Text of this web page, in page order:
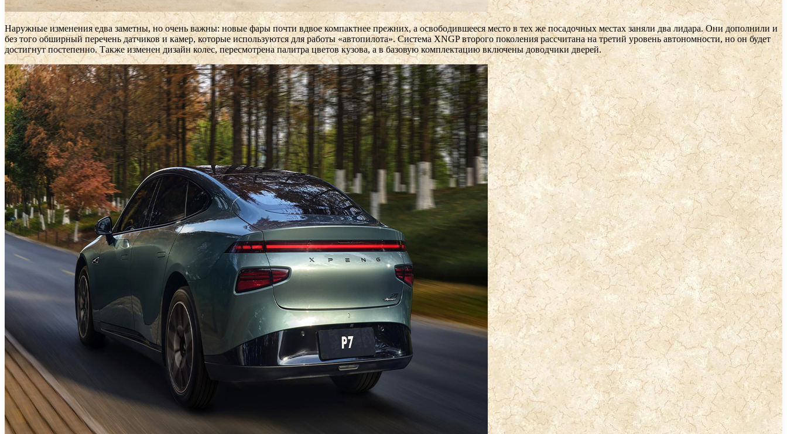
Наружные изменения едва заметны, но очень важны: новые фары почти вдвое компактнее прежних, а освободившееся место в тех же посадочных местах заняли два лидара. Они дополнили и
без того обширный перечень датчиков и камер, которые используются для работы «автопилота». Система XNGP второго поколения рассчитана на третий уровень автономности, но он будет
достигнут постепенно. Также изменен дизайн колес, пересмотрена палитра цветов кузова, а в базовую комплектацию включены доводчики дверей.